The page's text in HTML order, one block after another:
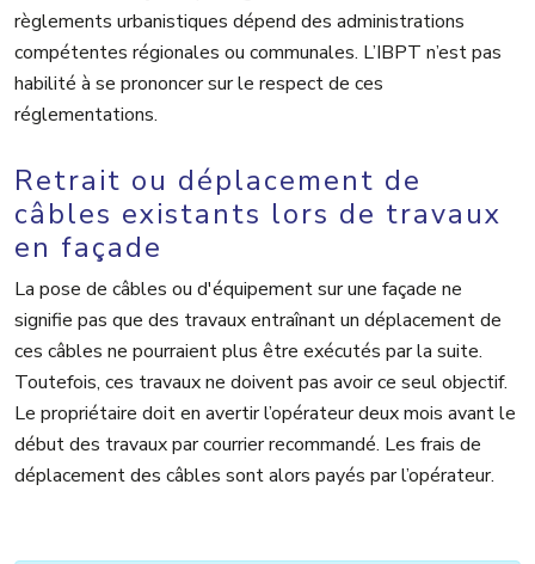
règlements urbanistiques dépend des administrations
compétentes régionales ou communales. L’IBPT n’est pas
habilité à se prononcer sur le respect de ces
réglementations.
Retrait ou déplacement de
câbles existants lors de travaux
en façade
La pose de câbles ou d'équipement sur une façade ne
signifie pas que des travaux entraînant un déplacement de
ces câbles ne pourraient plus être exécutés par la suite.
Toutefois, ces travaux ne doivent pas avoir ce seul objectif.
Le propriétaire doit en avertir l’opérateur deux mois avant le
début des travaux par courrier recommandé. Les frais de
déplacement des câbles sont alors payés par l’opérateur.